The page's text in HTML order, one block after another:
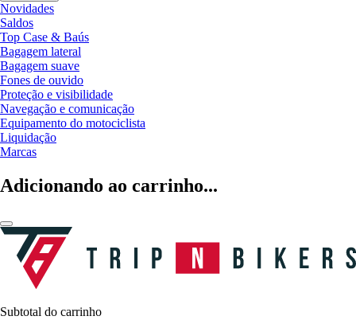
Novidades
Saldos
Top Case & Baús
Bagagem lateral
Bagagem suave
Fones de ouvido
Proteção e visibilidade
Navegação e comunicação
Equipamento do motociclista
Liquidação
Marcas
Adicionando ao carrinho...
Subtotal do carrinho